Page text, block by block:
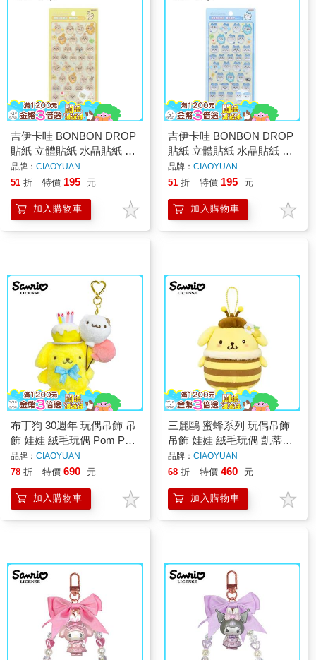
吉伊卡哇 BONBON DROP
貼紙 立體貼紙 水晶貼紙 手
帳貼 裝飾貼紙 手機貼紙 小
八貓 兔兔 Chiikawa
品牌： CIAOYUAN
51 折 特價 195 元
加入購物車
吉伊卡哇 BONBON DROP
貼紙 立體貼紙 水晶貼紙 手
帳貼 裝飾貼紙 手機貼紙 小
八貓 兔兔 Chiikawa
品牌： CIAOYUAN
51 折 特價 195 元
加入購物車
布丁狗 30週年 玩偶吊飾 吊
飾 娃娃 絨毛玩偶 Pom Pom
Purin 三麗鷗 Sanrio
品牌： CIAOYUAN
78 折 特價 690 元
加入購物車
三麗鷗 蜜蜂系列 玩偶吊飾
吊飾 娃娃 絨毛玩偶 凱蒂貓
美樂蒂 布丁狗 大耳狗 酷洛
米
品牌： CIAOYUAN
68 折 特價 460 元
加入購物車